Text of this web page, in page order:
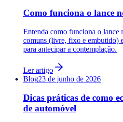
Como funciona o lance
Entenda como funciona o lance
comuns (livre, fixo e embutido)
para antecipar a contemplação.
Ler artigo
Blog23 de junho de 2026
Dicas práticas de como
de automóvel